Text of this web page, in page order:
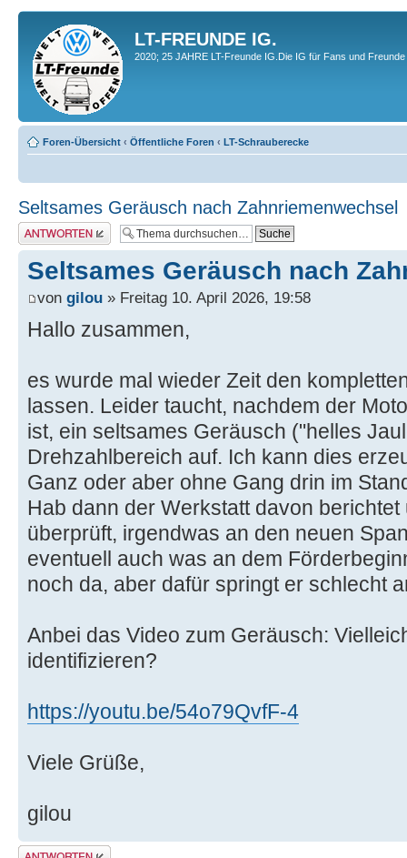
LT-FREUNDE IG.
2020; 25 JAHRE LT-Freunde IG.Die IG für Fans und
Foren-Übersicht ‹ Öffentliche Foren ‹ LT-Schrauberecke
Seltsames Geräusch nach Zahnriemenwechsel
Antwort erstellen
Seltsames Geräusch nach
von gilou » Freitag 10. April 2026, 19:58
Hallo zusammen,
es wurde mal wieder Zeit den
lassen. Leider taucht, nachdem der
ist, ein seltsames Geräusch ("helles
Drehzahlbereich auf. Ich kann dies
Ganz oder aber ohne Gang drin im
Hab dann der Werkstatt davon
überprüft, irgendwas an den neuen
eventuell auch was an dem
noch da, aber dafür springt er schlecht
Anbei das Video zum Geräusch:
identifizieren?
https://youtu.be/54o79QvfF-4
Viele Grüße,
gilou
Antwort erstellen